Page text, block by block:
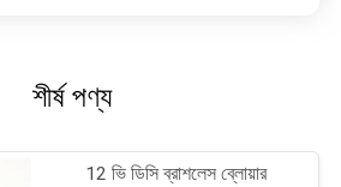
শীর্ষ পণ্য
12 ভি ডিসি ব্রাশলেস ব্লোয়ার